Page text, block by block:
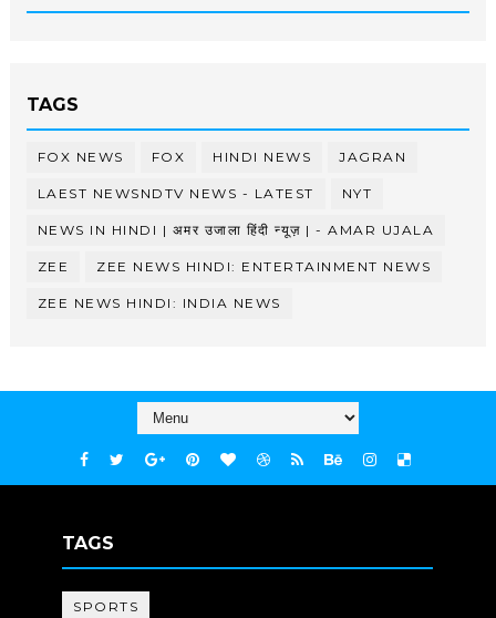
TAGS
FOX NEWS FOX HINDI NEWS JAGRAN
LAEST NEWSNDTV NEWS - LATEST NYT
NEWS IN HINDI | अमर उजाला हिंदी न्यूज़ | - AMAR UJALA
ZEE ZEE NEWS HINDI: ENTERTAINMENT NEWS
ZEE NEWS HINDI: INDIA NEWS
TAGS
SPORTS